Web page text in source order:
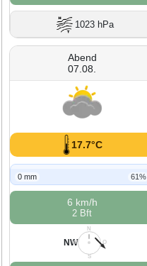
1023 hPa
Abend
07.08.
17.7°C
0 mm 61%
6 km/h
2 Bft
N
O
S
W
NW